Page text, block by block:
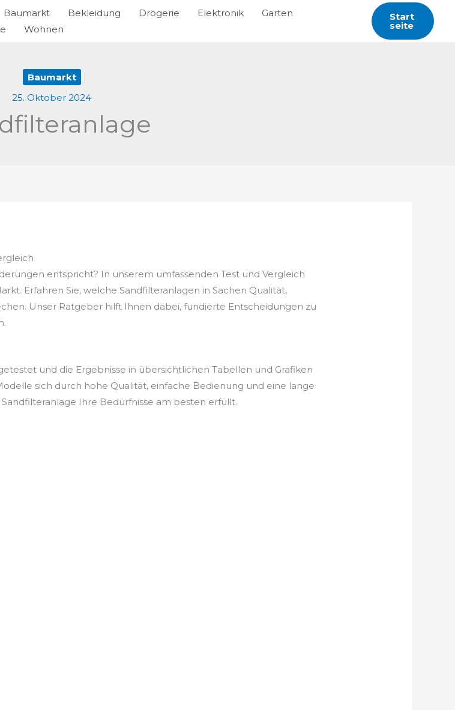
Baumarkt Bekleidung Drogerie Elektronik
Garten
Wohnen
Start
Seite
Baumarkt
25. Oktober 2024
entspricht? In unserem umfassenden Test und Vergleich
Erfahren Sie, welche Sandfilteranlagen in Sachen Qualität,
Unser Ratgeber hilft Ihnen dabei, fundierte Entscheidungen zu
und die Ergebnisse in übersichtlichen Tabellen und Grafiken
sich durch hohe Qualität, einfache Bedienung und eine lange
Ihre Bedürfnisse am besten erfüllt.